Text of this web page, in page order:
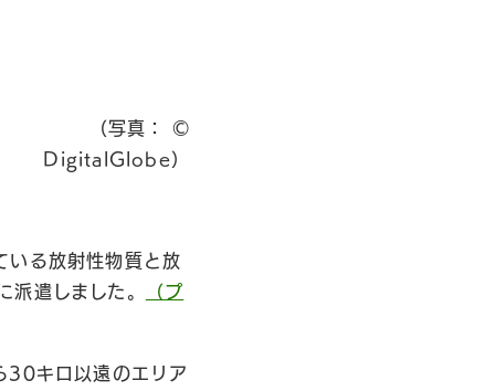
（写真： ©
DigitalGlobe）
いる放射性物質と放
派遣しました。
（プ
30キロ以遠のエリア